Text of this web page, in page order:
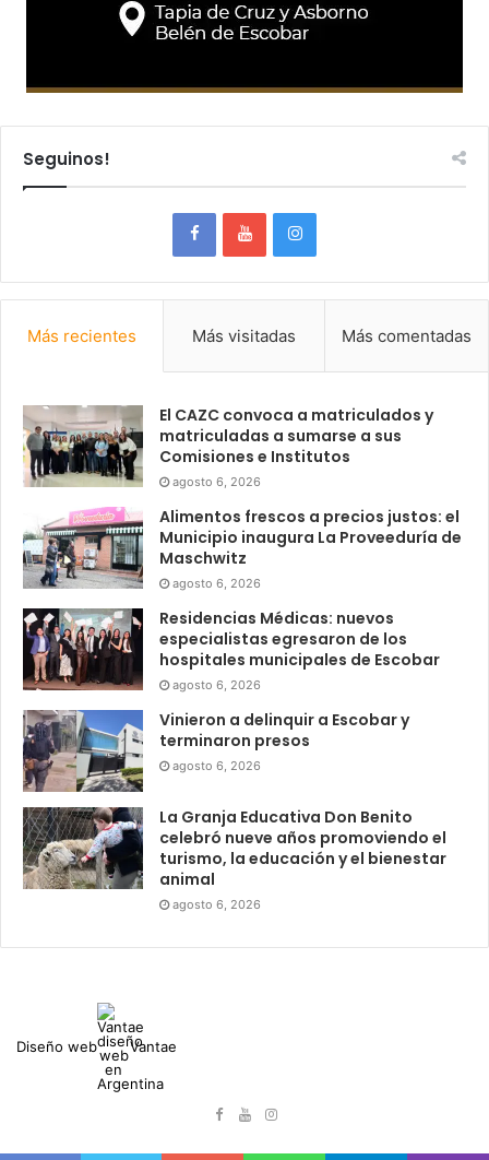
Seguinos!
Más recientes Más visitadas Más comentadas
El CAZC convoca a matriculados y
matriculadas a sumarse a sus
Comisiones e Institutos
agosto 6, 2026
Alimentos frescos a precios justos: el
Municipio inaugura La Proveeduría de
Maschwitz
agosto 6, 2026
Residencias Médicas: nuevos
especialistas egresaron de los
hospitales municipales de Escobar
agosto 6, 2026
Vinieron a delinquir a Escobar y
terminaron presos
agosto 6, 2026
La Granja Educativa Don Benito
celebró nueve años promoviendo el
turismo, la educación y el bienestar
animal
agosto 6, 2026
Diseño web Vantae